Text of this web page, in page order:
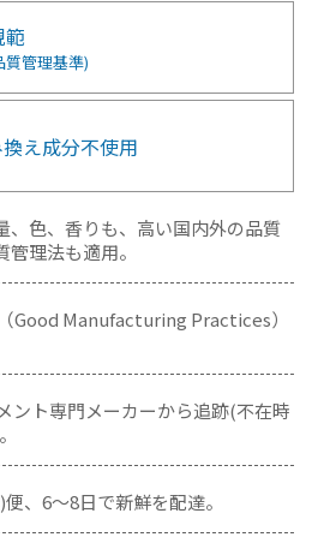
範
管理基準)
え成分不使用
、色、香りも、高い国内外の品質
理法も適用。
Good Manufacturing Practices）
ント専門メーカーから追跡(不在時
、6～8日で新鮮を配達。